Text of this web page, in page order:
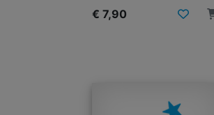
€ 7,90